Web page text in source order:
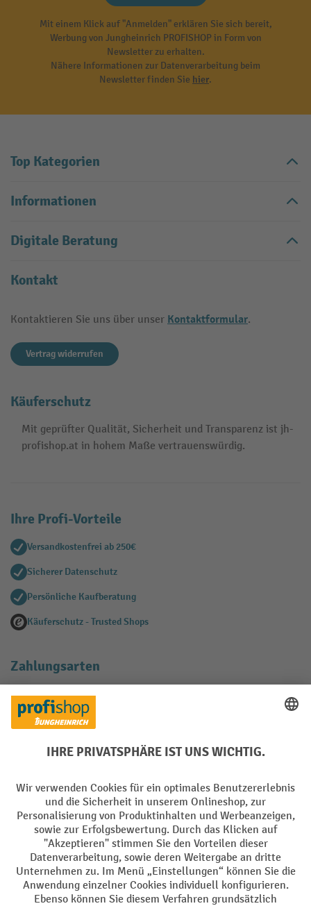
Mit einem Klick auf "Anmelden" erklären Sie sich bereit,
Werbung von Jungheinrich PROFISHOP in Form von
Newsletter zu erhalten.
Nähere Informationen zur Datenverarbeitung beim
Newsletter finden Sie hier.
Top Kategorien
Informationen
Digitale Beratung
Kontakt
Kontaktieren Sie uns über unser Kontaktformular.
Vertrag widerrufen
Käuferschutz
Mit geprüfter Qualität, Sicherheit und Transparenz ist jh-
profishop.at in hohem Maße vertrauenswürdig.
Ihre Profi-Vorteile
Versandkostenfrei ab 250€
Sicherer Datenschutz
Persönliche Kaufberatung
Käuferschutz - Trusted Shops
Zahlungsarten
Creditcard (Master)
Facebook
YouTube
LinkedIn
Instagram
AGB Impressum Datenschutz